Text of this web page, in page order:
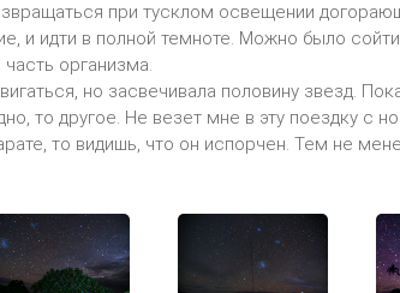
при тусклом освещении
и идти в полной темноте. Можно было
организма.
но засвечивала половину звезд.
то другое. Не везет мне в эту поездку с
то видишь, что он испорчен. Тем не